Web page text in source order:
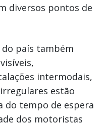
diversos pontos de
país também
intermodais,
estão
do tempo de espera
dos motoristas